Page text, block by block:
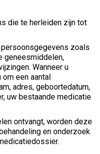
die te herleiden zijn tot
zoals
geneesmiddelen,
Wanneer u
een aantal
adres, geboortedatum,
uw bestaande medicatie
ontvangt, worden deze
en onderzoek